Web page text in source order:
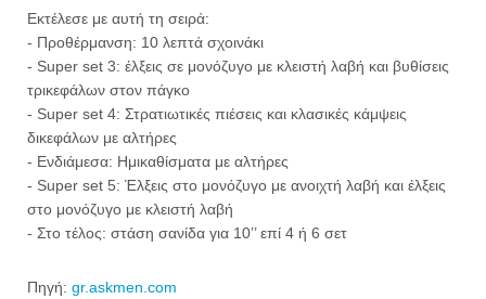
Εκτέλεσε με αυτή τη σειρά:
- Προθέρμανση: 10 λεπτά σχοινάκι
- Super set 3: έλξεις σε μονόζυγο με κλειστή λαβή και βυθίσεις
τρικεφάλων στον πάγκο
- Super set 4: Στρατιωτικές πιέσεις και κλασικές κάμψεις
δικεφάλων με αλτήρες
- Ενδιάμεσα: Ημικαθίσματα με αλτήρες
- Super set 5: Έλξεις στο μονόζυγο με ανοιχτή λαβή και έλξεις
στο μονόζυγο με κλειστή λαβή
- Στο τέλος: στάση σανίδα για 10’’ επί 4 ή 6 σετ
Πηγή: gr.askmen.com